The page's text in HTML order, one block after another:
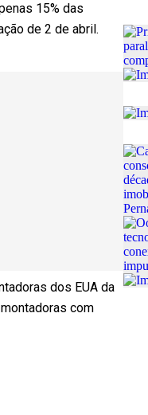
15% das
de 2 de abril.
dos EUA da
com